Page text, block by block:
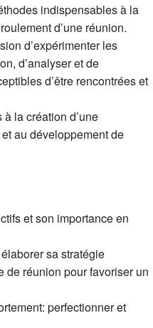
indispensables à la
d’une réunion.
d’expérimenter les
d’analyser et de
d’être rencontrées et
la création d’une
au développement de
et son importance en
sa stratégie
de réunion pour favoriser un
perfectionner et